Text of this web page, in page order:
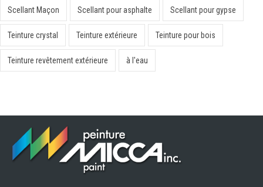
Scellant Maçon Scellant pour asphalte Scellant pour gypse
Teinture crystal Teinture extérieure Teinture pour bois
Teinture revêtement extérieure à l'eau